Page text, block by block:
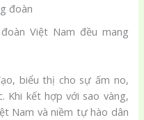
đoàn
Việt Nam đều mang
biểu thị cho sự ấm no,
Khi kết hợp với sao vàng,
Nam và niềm tự hào dân